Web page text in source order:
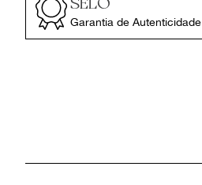
SELO
Garantia de Autenticidade